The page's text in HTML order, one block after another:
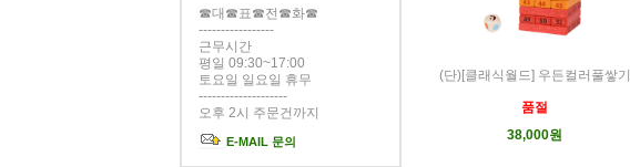
☎대☎표☎전☎화☎
-----------------
근무시간
평일 09:30~17:00
토요일 일요일 휴무
--------------------
오후 2시 주문건까지
E-MAIL 문의
(단)[클래식월드] 우든컬러풀쌓기
품절
38,000원